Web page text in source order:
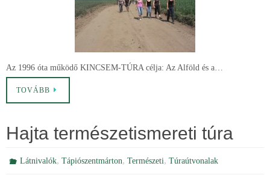
Az 1996 óta működő KINCSEM-TÚRA célja: Az Alföld és a…
TOVÁBB
Hajta természetismereti túra
Látnivalók,Tápiószentmárton,Természeti,Túraútvonalak